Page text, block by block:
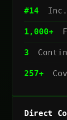
#14 Inc.
1,000+
3
257+
Direct